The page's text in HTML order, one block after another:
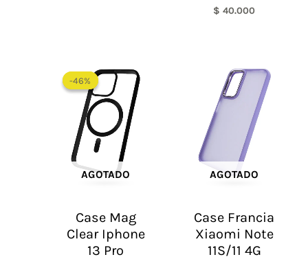
$ 40.000
-46%
AGOTADO
-46%
Case Mag
Clear Iphone
13 Pro
precio
original
era:
$ 65.000.
AGOTADO
Case Francia
Xiaomi Note
11S/11 4G